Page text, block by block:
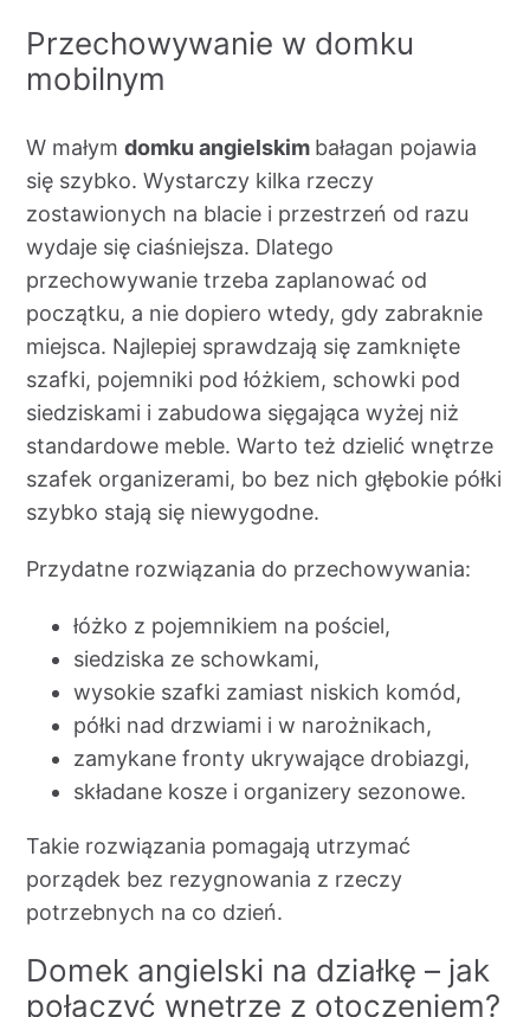
Przechowywanie w domku
mobilnym
W małymdomku angielskim bałagan pojawia
się szybko. Wystarczy kilka rzeczy
zostawionych na blacie i przestrzeń od razu
wydaje się ciaśniejsza. Dlatego
przechowywanie trzeba zaplanować od
początku, a nie dopiero wtedy, gdy zabraknie
miejsca. Najlepiej sprawdzają się zamknięte
szafki, pojemniki pod łóżkiem, schowki pod
siedziskami i zabudowa sięgająca wyżej niż
standardowe meble. Warto też dzielić wnętrze
szafek organizerami, bo bez nich głębokie półki
szybko stają się niewygodne.
Przydatne rozwiązania do przechowywania:
łóżko z pojemnikiem na pościel,
siedziska ze schowkami,
wysokie szafki zamiast niskich komód,
półki nad drzwiami i w narożnikach,
zamykane fronty ukrywające drobiazgi,
składane kosze i organizery sezonowe.
Takie rozwiązania pomagają utrzymać
porządek bez rezygnowania z rzeczy
potrzebnych na co dzień.
Domek angielski na działkę – jak
połączyć wnętrze z otoczeniem?